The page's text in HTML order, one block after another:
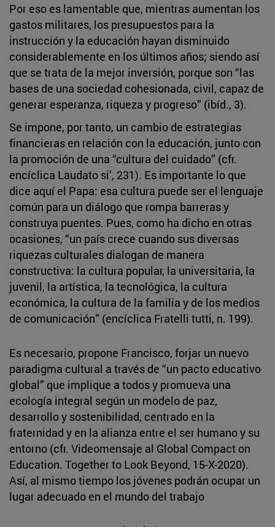
Por eso es lamentable que, mientras aumentan los
gastos militares, los presupuestos para la
instrucción y la educación hayan disminuido
considerablemente en los últimos años; siendo así
que se trata de la mejor inversión, porque son “las
bases de una sociedad cohesionada, civil, capaz de
generar esperanza, riqueza y progreso” (ibíd., 3).
Se impone, por tanto, un cambio de estrategias
financieras en relación con la educación, junto con
la promoción de una “cultura del cuidado” (cfr.
encíclica Laudato si’, 231). Es importante lo que
dice aquí el Papa: esa cultura puede ser el lenguaje
común para un diálogo que rompa barreras y
construya puentes. Pues, como ha dicho en otras
ocasiones, “un país crece cuando sus diversas
riquezas culturales dialogan de manera
constructiva: la cultura popular, la universitaria, la
juvenil, la artística, la tecnológica, la cultura
económica, la cultura de la familia y de los medios
de comunicación” (encíclica Fratelli tutti, n. 199).
Es necesario, propone Francisco, forjar un nuevo
paradigma cultural a través de “un pacto educativo
global” que implique a todos y promueva una
ecología integral según un modelo de paz,
desarrollo y sostenibilidad, centrado en la
fraternidad y en la alianza entre el ser humano y su
entorno (cfr. Videomensaje al Global Compact on
Education. Together to Look Beyond, 15-X-2020).
Así, al mismo tiempo los jóvenes podrán ocupar un
lugar adecuado en el mundo del trabajo